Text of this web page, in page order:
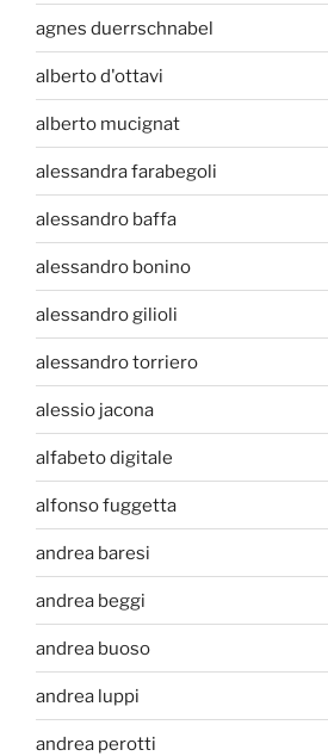
agnes duerrschnabel
alberto d'ottavi
alberto mucignat
alessandra farabegoli
alessandro baffa
alessandro bonino
alessandro gilioli
alessandro torriero
alessio jacona
alfabeto digitale
alfonso fuggetta
andrea baresi
andrea beggi
andrea buoso
andrea luppi
andrea perotti